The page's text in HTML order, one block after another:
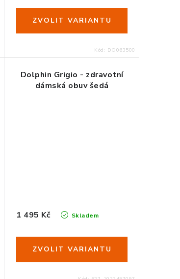
Kód: DO063500
Dolphin Grigio - zdravotní
dámská obuv šedá
Skladem
1 495 Kč